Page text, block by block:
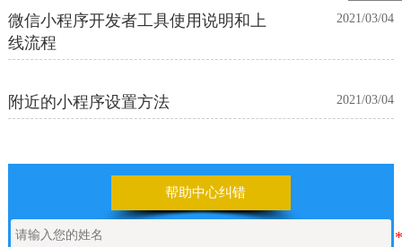
微信小程序开发者工具使用说明和上
线流程
2021/03/04
附近的小程序设置方法 2021/03/04
帮助中心纠错